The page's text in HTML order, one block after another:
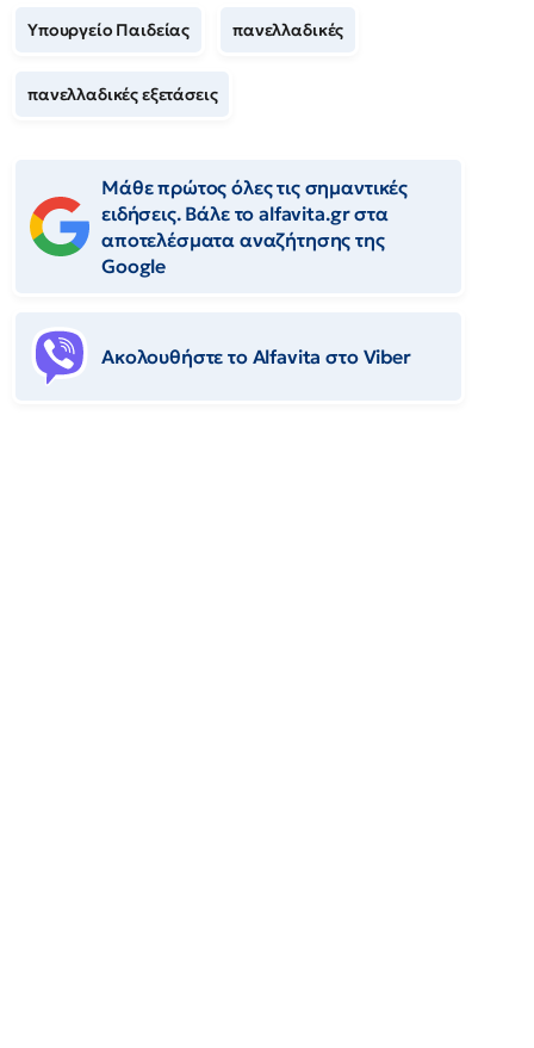
Υπουργείο Παιδείας πανελλαδικές
πανελλαδικές εξετάσεις
Μάθε πρώτος όλες τις σημαντικές
ειδήσεις. Βάλε το alfavita.gr στα
αποτελέσματα αναζήτησης της
Google
Ακολουθήστε το Αlfavita στο Viber